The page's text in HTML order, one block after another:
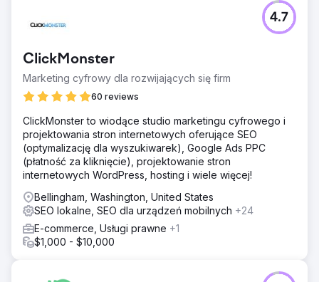
ClickMonster
Marketing cyfrowy dla rozwijających się firm
60 reviews
4.7
ClickMonster to wiodące studio marketingu cyfrowego i
projektowania stron internetowych oferujące SEO
(optymalizację dla wyszukiwarek), Google Ads PPC
(płatność za kliknięcie), projektowanie stron
internetowych WordPress, hosting i wiele więcej!
Bellingham, Washington, United States
SEO lokalne, SEO dla urządzeń mobilnych +24
E-commerce, Usługi prawne +1
$1,000 - $10,000